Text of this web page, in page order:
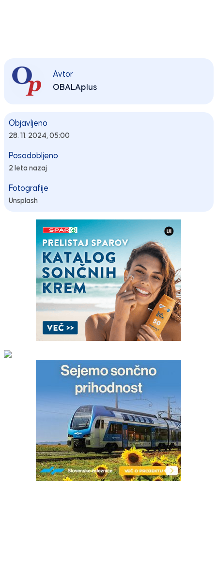
Avtor
OBALAplus
Objavljeno
28. 11. 2024, 05:00
Posodobljeno
2 leta nazaj
Fotografije
Unsplash